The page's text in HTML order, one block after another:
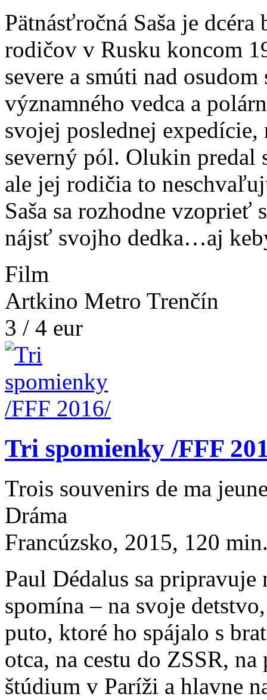
Pätnásťročná Saša je
rodičov v Rusku koncom
severe a smúti nad
významného vedca a
svojej poslednej
severný pól. Olukin predal
ale jej rodičia to
Saša sa rozhodne
nájsť svojho dedka…aj
Film
Artkino Metro Trenčín
3 / 4 eur
Tri spomienky /FFF
Trois souvenirs de ma
Dráma
Francúzsko, 2015, 120
Paul Dédalus sa pripravuje
spomína – na svoje
puto, ktoré ho spájalo s
otca, na cestu do ZSSR,
štúdium v Paríži a hlavne